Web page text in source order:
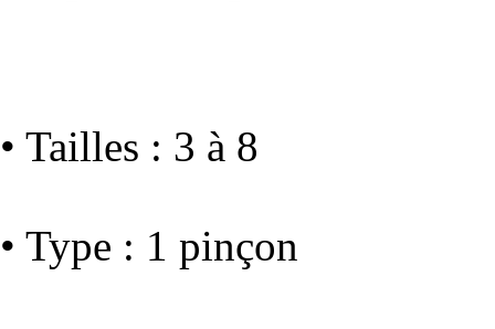
• Tailles : 3 à 8
• Type : 1 pinçon